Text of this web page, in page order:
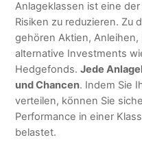
Anlageklassen ist eine
Risiken zu reduzieren. Zu
gehören Aktien,
alternative Investments
Hedgefonds.Jede
und Chancen. Indem Sie
verteilen, können Sie
Performance in einer
belastet.